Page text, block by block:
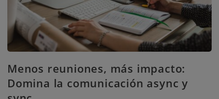
Menos reuniones, más impacto:
Domina la comunicación async y